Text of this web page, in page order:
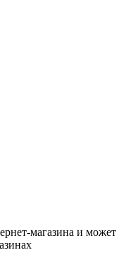
магазина и может